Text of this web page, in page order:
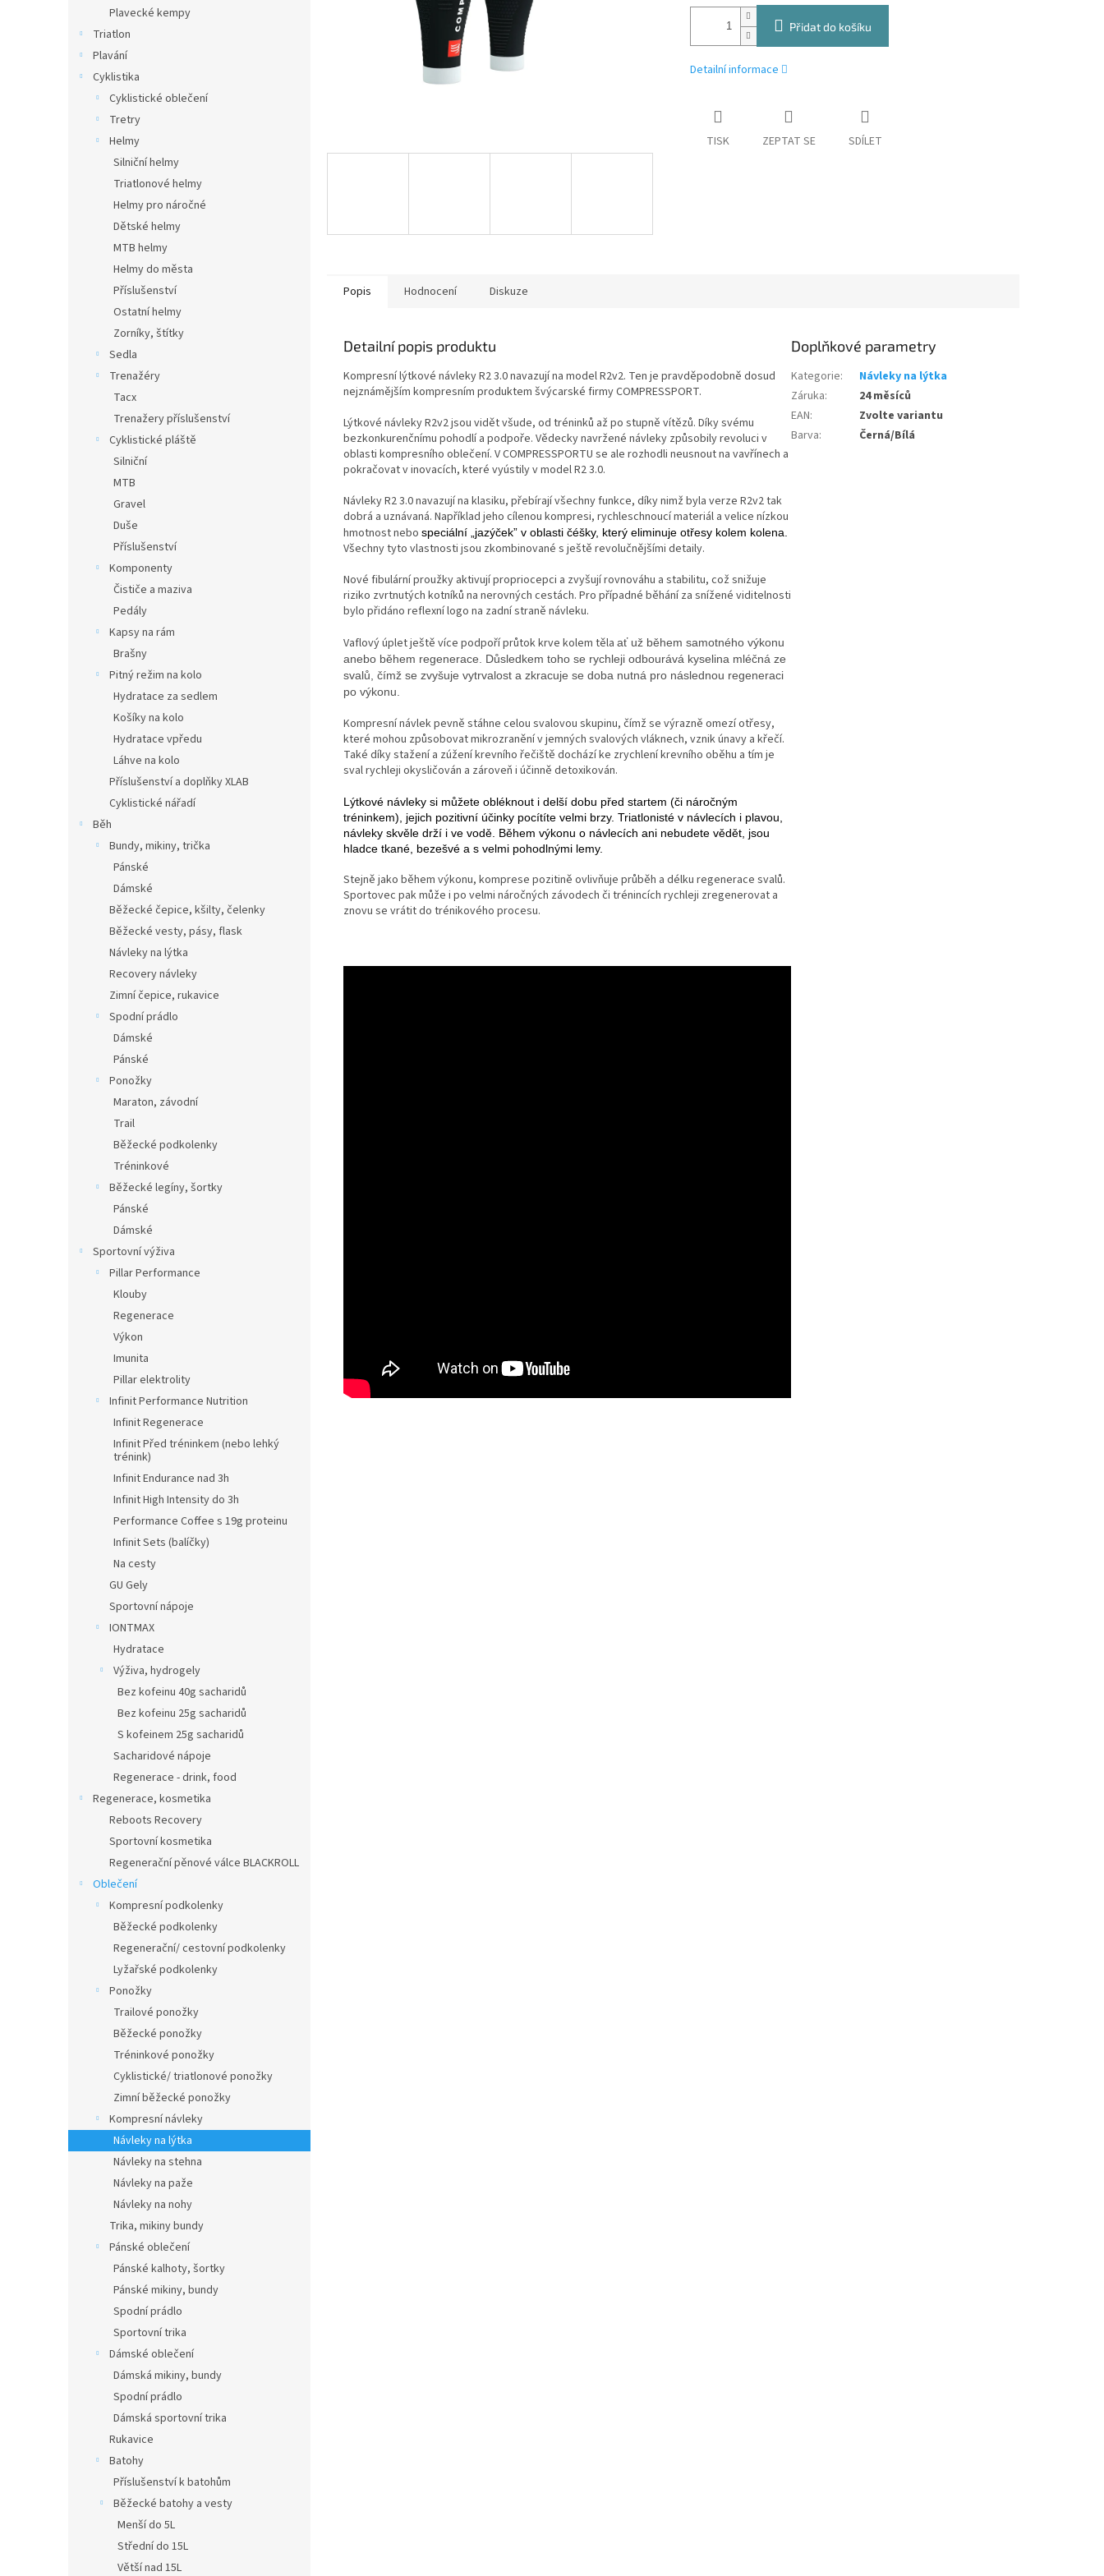
Plavecké kempy
Triatlon
Plavání
Cyklistika
Cyklistické oblečení
Tretry
Helmy
Silniční helmy
Triatlonové helmy
Helmy pro náročné
Dětské helmy
MTB helmy
Helmy do města
Příslušenství
Ostatní helmy
Zorníky, štítky
Sedla
Trenažéry
Tacx
Trenažery příslušenství
Cyklistické pláště
Silniční
MTB
Gravel
Duše
Příslušenství
Komponenty
Čističe a maziva
Pedály
Kapsy na rám
Brašny
Pitný režim na kolo
Hydratace za sedlem
Košíky na kolo
Hydratace vpředu
Láhve na kolo
Příslušenství a doplňky XLAB
Cyklistické nářadí
Běh
Bundy, mikiny, trička
Pánské
Dámské
Běžecké čepice, kšilty, čelenky
Běžecké vesty, pásy, flask
Návleky na lýtka
Recovery návleky
Zimní čepice, rukavice
Spodní prádlo
Dámské
Pánské
Ponožky
Maraton, závodní
Trail
Běžecké podkolenky
Tréninkové
Běžecké legíny, šortky
Pánské
Dámské
Sportovní výživa
Pillar Performance
Klouby
Regenerace
Výkon
Imunita
Pillar elektrolity
Infinit Performance Nutrition
Infinit Regenerace
Infinit Před tréninkem (nebo lehký
trénink)
Infinit Endurance nad 3h
Infinit High Intensity do 3h
Performance Coffee s 19g proteinu
Infinit Sets (balíčky)
Na cesty
GU Gely
Sportovní nápoje
IONTMAX
Hydratace
Výživa, hydrogely
Bez kofeinu 40g sacharidů
Bez kofeinu 25g sacharidů
S kofeinem 25g sacharidů
Sacharidové nápoje
Regenerace - drink, food
Regenerace, kosmetika
Reboots Recovery
Sportovní kosmetika
Regenerační pěnové válce BLACKROLL
Oblečení
Kompresní podkolenky
Běžecké podkolenky
Regenerační/ cestovní podkolenky
Lyžařské podkolenky
Ponožky
Trailové ponožky
Běžecké ponožky
Tréninkové ponožky
Cyklistické/ triatlonové ponožky
Zimní běžecké ponožky
Kompresní návleky
Návleky na lýtka
Návleky na stehna
Návleky na paže
Návleky na nohy
Trika, mikiny bundy
Pánské oblečení
Pánské kalhoty, šortky
Pánské mikiny, bundy
Spodní prádlo
Sportovní trika
Dámské oblečení
Dámská mikiny, bundy
Spodní prádlo
Dámská sportovní trika
Rukavice
Batohy
Příslušenství k batohům
Běžecké batohy a vesty
Menší do 5L
Střední do 15L
Větší nad 15L
Přidat do košíku
Detailní informace
TISK ZEPTAT SE SDÍLET
Popis Hodnocení Diskuze
Detailní popis produktu
Kompresní lýtkové návleky R2 3.0 navazují na model R2v2. Ten je pravděpodobně dosud
nejznámějším kompresním produktem švýcarské firmy COMPRESSPORT.
Lýtkové návleky R2v2 jsou vidět všude, od tréninků až po stupně vítězů. Díky svému
bezkonkurenčnímu pohodlí a podpoře. Vědecky navržené návleky způsobily revoluci v
oblasti kompresního oblečení. V COMPRESSPORTU se ale rozhodli neusnout na vavřínech a
pokračovat v inovacích, které vyústily v model R2 3.0.
Návleky R2 3.0 navazují na klasiku, přebírají všechny funkce, díky nimž byla verze R2v2 tak
dobrá a uznávaná. Například jeho cílenou kompresi, rychleschnoucí materiál a velice nízkou
hmotnost nebo speciální „jazýček” v oblasti čéšky, který eliminuje otřesy kolem kolena.
Všechny tyto vlastnosti jsou zkombinované s ještě revolučnějšími detaily.
Nové fibulární proužky aktivují propriocepci a zvyšují rovnováhu a stabilitu, což snižuje
riziko zvrtnutých kotníků na nerovných cestách. Pro případné běhání za snížené viditelnosti
bylo přidáno reflexní logo na zadní straně návleku.
Vaflový úplet ještě více podpoří průtok krve kolem těla ať už během samotného výkonu
anebo během regenerace. Důsledkem toho se rychleji odbourává kyselina mléčná ze
svalů, čímž se zvyšuje vytrvalost a zkracuje se doba nutná pro následnou regeneraci
po výkonu.
Kompresní návlek pevně stáhne celou svalovou skupinu, čímž se výrazně omezí otřesy,
které mohou způsobovat mikrozranění v jemných svalových vláknech, vznik únavy a křečí.
Také díky stažení a zúžení krevního řečiště dochází ke zrychlení krevního oběhu a tím je
sval rychleji okysličován a zároveň i účinně detoxikován.
Lýtkové návleky si můžete obléknout i delší dobu před startem (či náročným
tréninkem), jejich pozitivní účinky pocítíte velmi brzy. Triatlonisté v návlecích i plavou,
návleky skvěle drží i ve vodě. Během výkonu o návlecích ani nebudete vědět, jsou
hladce tkané, bezešvé a s velmi pohodlnými lemy.
Stejně jako během výkonu, komprese pozitině ovlivňuje průběh a délku regenerace svalů.
Sportovec pak může i po velmi náročných závodech či trénincích rychleji zregenerovat a
znovu se vrátit do trénikového procesu.
Doplňkové parametry
Kategorie:
Návleky na lýtka
Záruka:
24 měsíců
EAN:
Zvolte variantu
Barva: Černá/Bílá
shop.etriatlon.cz - Chat